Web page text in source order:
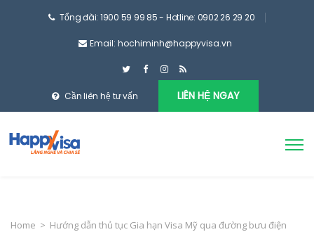
Tổng đài: 1900 59 99 85 - Hotline: 0902 26 29 20
Email: hochiminh@happyvisa.vn
Cần liên hệ tư vấn LIÊN HỆ NGAY
Home > Hướng dẫn thủ tục Gia hạn Visa Mỹ qua đường bưu điện